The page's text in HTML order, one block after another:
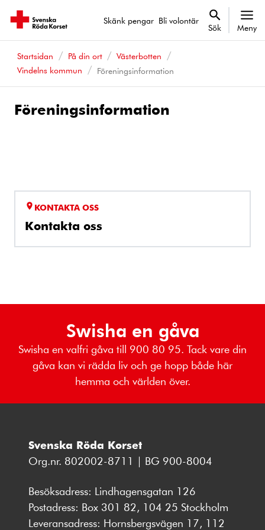
Skänk pengar Bli volontär
Sök Meny
Startsidan På din ort
Västerbotten
Vindelns kommun
Föreningsinformation
Föreningsinformation
KONTAKTA OSS
Kontakta oss
Swisha en gåva
Swisha en valfri gåva till 900 80 95. Tack vare din
gåva kan vi rädda liv och ge hopp både här
hemma och världen över.
Svenska Röda Korset
Org.nr. 802002-8711 | BG 900-8004
Besöksadress: Lindhagensgatan 126
Postadress: Box 301 82, 104 25 Stockholm
Leveransadress: Hornsbergsvägen 17, 112